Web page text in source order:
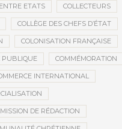
ETATS COLLECTEURS
COLLÈGE DES CHEFS D’ÉTAT
COLONISATION FRANÇAISE
PUBLIQUE COMMÉMORATION
INTERNATIONAL
DE RÉDACTION